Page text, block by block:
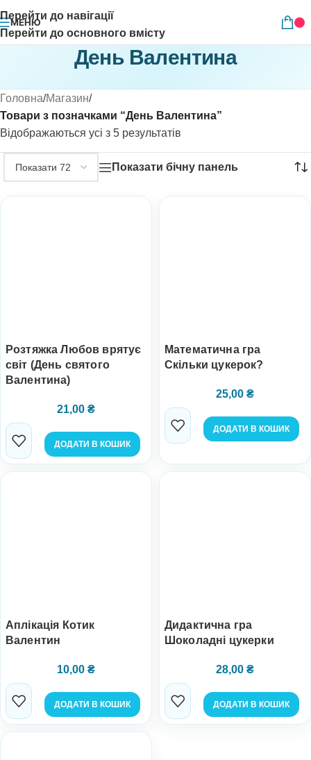
Перейти до навігації
Перейти до основного вмісту
МЕНЮ
День Валентина
Головна/Магазин/
Товари з позначками “День Валентина”
Відображаються усі з 5 результатів
Показати бічну панель
Розтяжка Любов врятує
світ (День святого
Валентина)
21,00 ₴
ДОДАТИ В КОШИК
Математична гра
Скільки цукерок?
25,00 ₴
ДОДАТИ В КОШИК
Аплікація Котик
Валентин
10,00 ₴
ДОДАТИ В КОШИК
Дидактична гра
Шоколадні цукерки
28,00 ₴
ДОДАТИ В КОШИК